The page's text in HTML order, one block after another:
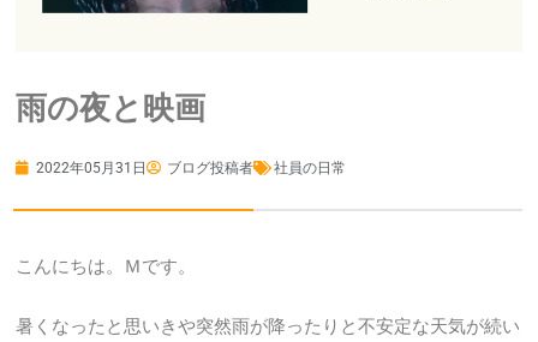
雨の夜と映画
2022年05月31日 ブログ投稿者 社員の日常
こんにちは。Ｍです。
暑くなったと思いきや突然雨が降ったりと不安定な天気が続い